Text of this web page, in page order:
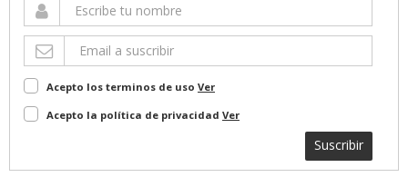
Acepto los terminos de uso Ver
Acepto la política de privacidad Ver
Suscribir